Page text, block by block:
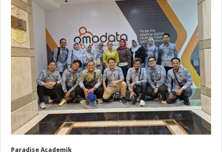
Paradise Academik